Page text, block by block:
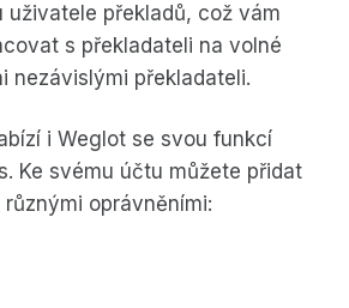
uživatele překladů, což vám
s překladateli na volné
nezávislými překladateli.
i Weglot se svou funkcí
Ke svému účtu můžete přidat
oprávněními: